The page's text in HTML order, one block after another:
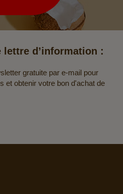
d’information :
gratuite par e-mail pour
et obtenir votre bon d'achat de